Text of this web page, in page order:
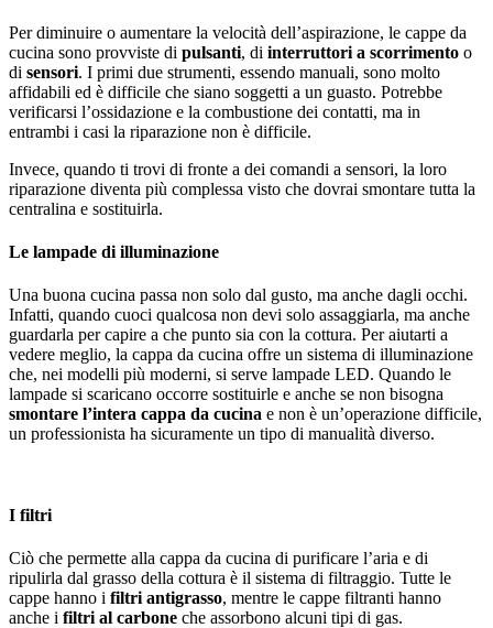
Per diminuire o aumentare la velocità dell’aspirazione, le cappe da
cucina sono provviste di pulsanti, di interruttori a scorrimento o
di sensori. I primi due strumenti, essendo manuali, sono molto
affidabili ed è difficile che siano soggetti a un guasto. Potrebbe
verificarsi l’ossidazione e la combustione dei contatti, ma in
entrambi i casi la riparazione non è difficile.
Invece, quando ti trovi di fronte a dei comandi a sensori, la loro
riparazione diventa più complessa visto che dovrai smontare tutta la
centralina e sostituirla.
Le lampade di illuminazione
Una buona cucina passa non solo dal gusto, ma anche dagli occhi.
Infatti, quando cuoci qualcosa non devi solo assaggiarla, ma anche
guardarla per capire a che punto sia con la cottura. Per aiutarti a
vedere meglio, la cappa da cucina offre un sistema di illuminazione
che, nei modelli più moderni, si serve lampade LED. Quando le
lampade si scaricano occorre sostituirle e anche se non bisogna
smontare l’intera cappa da cucina e non è un’operazione difficile,
un professionista ha sicuramente un tipo di manualità diverso.
I filtri
Ciò che permette alla cappa da cucina di purificare l’aria e di
ripulirla dal grasso della cottura è il sistema di filtraggio. Tutte le
cappe hanno i filtri antigrasso, mentre le cappe filtranti hanno
anche i filtri al carbone che assorbono alcuni tipi di gas.